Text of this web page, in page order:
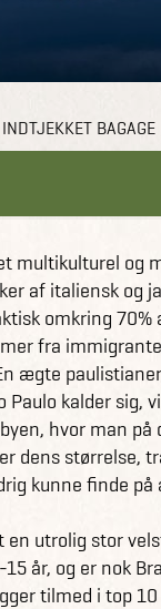
BAGAGE
multikulturel og
af italiensk og
omkring 70%
fra
ægte
Paulo kalder sig,
hvor man på
dens størrelse,
kunne finde
en utrolig stor
år, og er nok
tilmed i top